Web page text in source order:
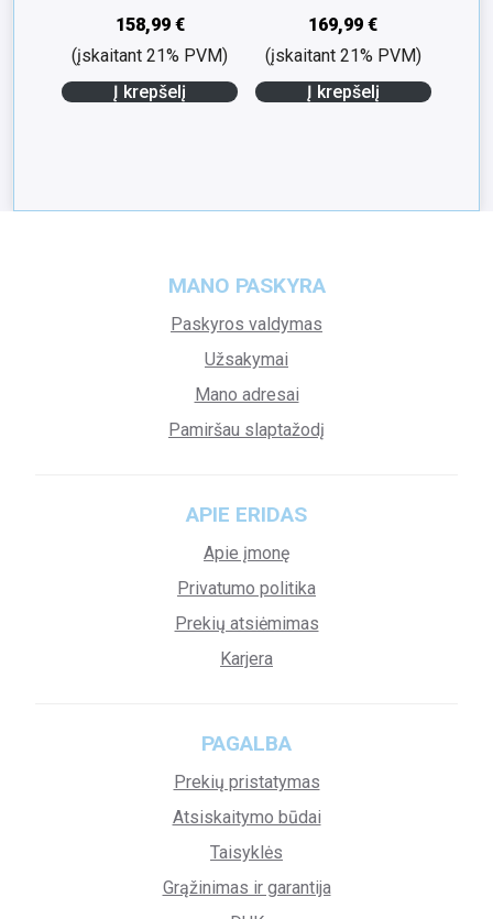
158,99 €
(įskaitant 21% PVM)
Į krepšelį
169,99€
(įskaitant 21% PVM)
Į krepšelį
MANO PASKYRA
Paskyros valdymas
Užsakymai
Mano adresai
Pamiršau slaptažodį
APIE ERIDAS
Apie įmonę
Privatumo politika
Prekių atsiėmimas
Karjera
PAGALBA
Prekių pristatymas
Atsiskaitymo būdai
Taisyklės
Grąžinimas ir garantija